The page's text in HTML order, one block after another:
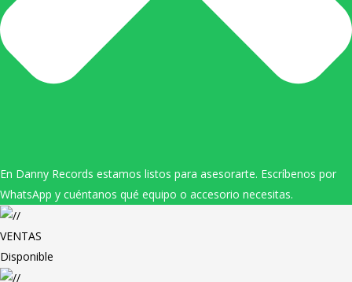
En Danny Records estamos listos para asesorarte. Escríbenos por
WhatsApp y cuéntanos qué equipo o accesorio necesitas.
VENTAS
Disponible